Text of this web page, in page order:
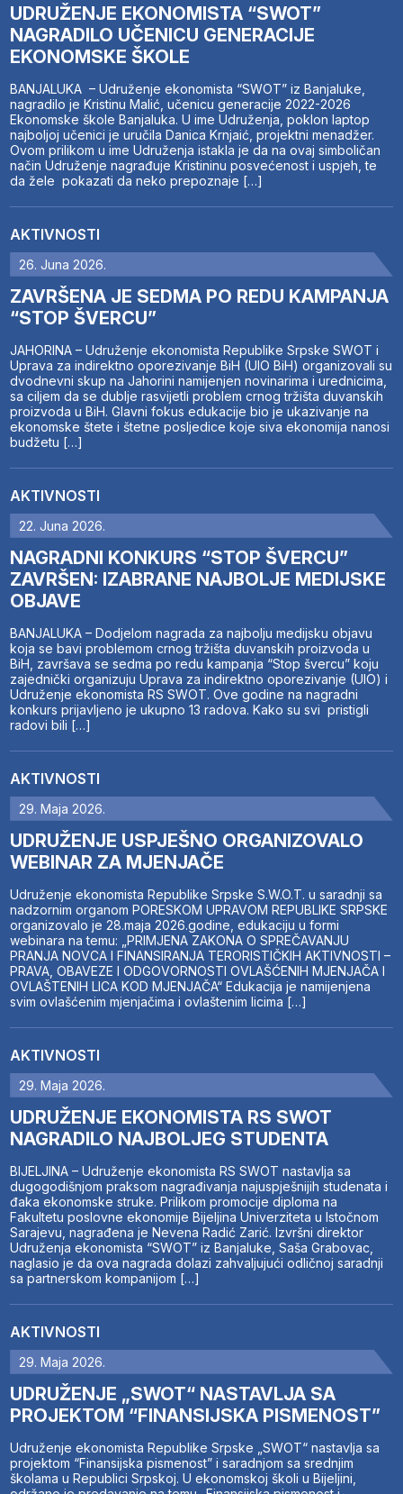
UDRUŽENJE EKONOMISTA “SWOT”
NAGRADILO UČENICU GENERACIJE
EKONOMSKE ŠKOLE
BANJALUKA – Udruženje ekonomista “SWOT” iz Banjaluke,
nagradilo je Kristinu Malić, učenicu generacije 2022-2026
Ekonomske škole Banjaluka. U ime Udruženja, poklon laptop
najboljoj učenici je uručila Danica Krnjaić, projektni menadžer.
Ovom prilikom u ime Udruženja istakla je da na ovaj simboličan
način Udruženje nagrađuje Kristininu posvećenost i uspjeh, te
da žele pokazati da neko prepoznaje […]
AKTIVNOSTI
26. Juna 2026.
ZAVRŠENA JE SEDMA PO REDU KAMPANJA
“STOP ŠVERCU”
JAHORINA – Udruženje ekonomista Republike Srpske SWOT i
Uprava za indirektno oporezivanje BiH (UIO BiH) organizovali su
dvodnevni skup na Jahorini namijenjen novinarima i urednicima,
sa ciljem da se dublje rasvijetli problem crnog tržišta duvanskih
proizvoda u BiH. Glavni fokus edukacije bio je ukazivanje na
ekonomske štete i štetne posljedice koje siva ekonomija nanosi
budžetu […]
AKTIVNOSTI
22. Juna 2026.
NAGRADNI KONKURS “STOP ŠVERCU”
ZAVRŠEN: IZABRANE NAJBOLJE MEDIJSKE
OBJAVE
BANJALUKA – Dodjelom nagrada za najbolju medijsku objavu
koja se bavi problemom crnog tržišta duvanskih proizvoda u
BiH, završava se sedma po redu kampanja “Stop švercu” koju
zajednički organizuju Uprava za indirektno oporezivanje (UIO) i
Udruženje ekonomista RS SWOT. Ove godine na nagradni
konkurs prijavljeno je ukupno 13 radova. Kako su svi pristigli
radovi bili […]
AKTIVNOSTI
29. Maja 2026.
UDRUŽENJE USPJEŠNO ORGANIZOVALO
WEBINAR ZA MJENJAČE
Udruženje ekonomista Republike Srpske S.W.O.T. u saradnji sa
nadzornim organom PORESKOM UPRAVOM REPUBLIKE SRPSKE
organizovalo je 28.maja 2026.godine, edukaciju u formi
webinara na temu: „PRIMJENA ZAKONA O SPREČAVANJU
PRANJA NOVCA I FINANSIRANJA TERORISTIČKIH AKTIVNOSTI –
PRAVA, OBAVEZE I ODGOVORNOSTI OVLAŠĆENIH MJENJAČA I
OVLAŠTENIH LICA KOD MJENJAČA“ Edukacija je namijenjena
svim ovlašćenim mjenjačima i ovlaštenim licima […]
AKTIVNOSTI
29. Maja 2026.
UDRUŽENJE EKONOMISTA RS SWOT
NAGRADILO NAJBOLJEG STUDENTA
BIJELJINA – Udruženje ekonomista RS SWOT nastavlja sa
dugogodišnjom praksom nagrađivanja najuspješnijih studenata i
đaka ekonomske struke. Prilikom promocije diploma na
Fakultetu poslovne ekonomije Bijeljina Univerziteta u Istočnom
Sarajevu, nagrađena je Nevena Radić Zarić. Izvršni direktor
Udruženja ekonomista “SWOT” iz Banjaluke, Saša Grabovac,
naglasio je da ova nagrada dolazi zahvaljujući odličnoj saradnji
sa partnerskom kompanijom […]
AKTIVNOSTI
29. Maja 2026.
UDRUŽENJE „SWOT“ NASTAVLJA SA
PROJEKTOM “FINANSIJSKA PISMENOST”
Udruženje ekonomista Republike Srpske „SWOT“ nastavlja sa
projektom “Finansijska pismenost” i saradnjom sa srednjim
školama u Republici Srpskoj. U ekonomskoj školi u Bijeljini,